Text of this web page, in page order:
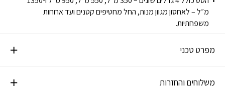
מ״ל – לאחסון מגוון מנות, החל מחטיפים קטנים ועד ארוחות
משפחתיות.
מפרט טכני
משלוחים והחזרות